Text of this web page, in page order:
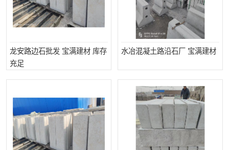
龙安路边石批发 宝满建材 库存
充足
水冶混凝土路沿石厂 宝满建材